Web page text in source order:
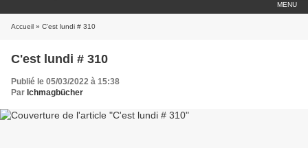
MENU
Accueil » C'est lundi # 310
C'est lundi # 310
Publié le 05/03/2022 à 15:38
Par Ichmagbücher